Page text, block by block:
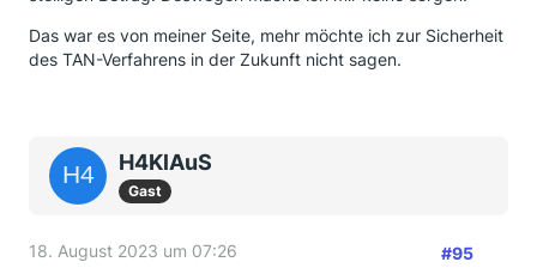
Das war es von meiner Seite, mehr möchte ich zur Sicherheit
des TAN-Verfahrens in der Zukunft nicht sagen.
H4KlAuS
Gast
18. August 2023 um 07:26 #95